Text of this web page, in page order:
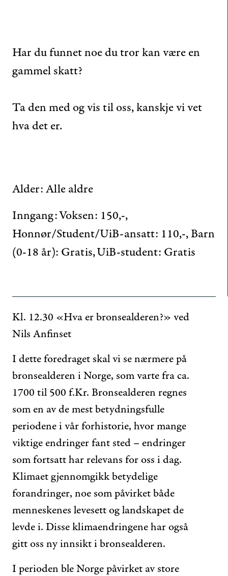
Har du funnet noe du tror kan være en
gammel skatt?
Ta den med og vis til oss, kanskje vi vet
hva det er.
Alder: Alle aldre
Inngang: Voksen: 150,-,
Honnør/Student/UiB-ansatt: 110,-, Barn
(0-18 år): Gratis, UiB-student: Gratis
Kl. 12.30 «Hva er bronsealderen?» ved
Nils Anfinset
I dette foredraget skal vi se nærmere på
bronsealderen i Norge, som varte fra ca.
1700 til 500 f.Kr. Bronsealderen regnes
som en av de mest betydningsfulle
periodene i vår forhistorie, hvor mange
viktige endringer fant sted – endringer
som fortsatt har relevans for oss i dag.
Klimaet gjennomgikk betydelige
forandringer, noe som påvirket både
menneskenes levesett og landskapet de
levde i. Disse klimaendringene har også
gitt oss ny innsikt i bronsealderen.
I perioden ble Norge påvirket av store